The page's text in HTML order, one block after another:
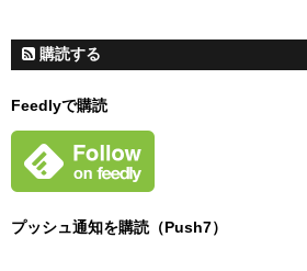
購読する
Feedlyで購読
プッシュ通知を購読（Push7）